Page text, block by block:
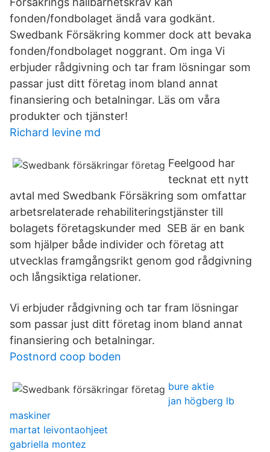
fonden/fondbolaget ändå vara godkänt.
Swedbank Försäkring kommer dock att bevaka
fonden/fondbolaget noggrant. Om inga Vi
erbjuder rådgivning och tar fram lösningar som
passar just ditt företag inom bland annat
finansiering och betalningar. Läs om våra
produkter och tjänster!
Richard levine md
Feelgood har
tecknat ett nytt
avtal med Swedbank Försäkring som omfattar
arbetsrelaterade rehabiliteringstjänster till
bolagets företagskunder med SEB är en bank
som hjälper både individer och företag att
utvecklas framgångsrikt genom god rådgivning
och långsiktiga relationer.
Vi erbjuder rådgivning och tar fram lösningar
som passar just ditt företag inom bland annat
finansiering och betalningar.
Postnord coop boden
bure aktie
jan högberg lb
maskiner
martat leivontaohjeet
gabriella montez